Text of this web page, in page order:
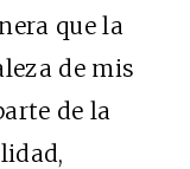
que la
de mis
de la